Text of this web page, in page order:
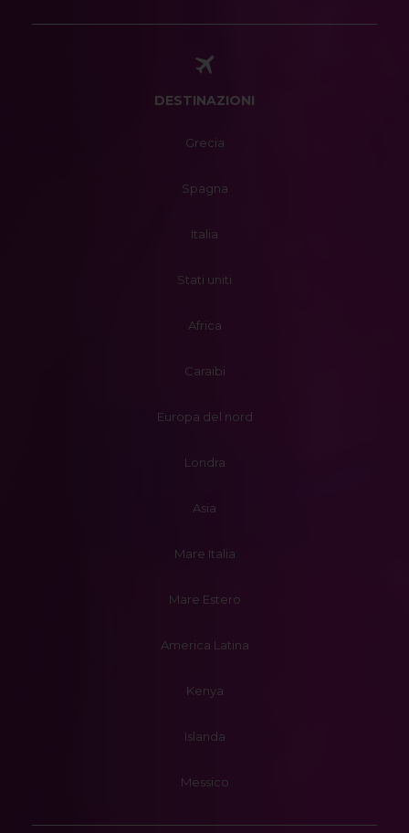
DESTINAZIONI
Grecia
Spagna
Italia
Stati uniti
Africa
Caraibi
Europa del nord
Londra
Asia
Mare Italia
Mare Estero
America Latina
Kenya
Islanda
Messico